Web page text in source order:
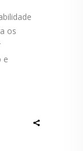
os
e